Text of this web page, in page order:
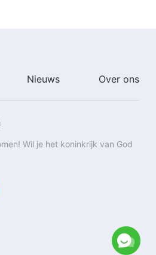
Nieuws Over ons
Wil je het koninkrijk van God